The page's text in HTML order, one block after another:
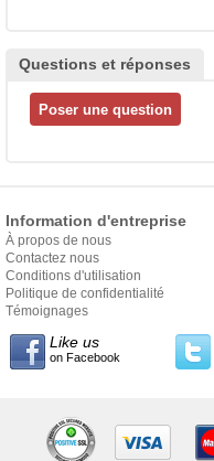
Questions et réponses
Information d'entreprise
À propos de nous
Contactez nous
Conditions d'utilisation
Politique de confidentialité
Témoignages
Like us
on Facebook